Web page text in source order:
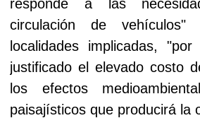
responde a las
circulación de
localidades implicadas,
justificado el elevado costo
los efectos
paisajísticos que producirá la